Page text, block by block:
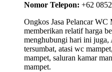
Nomor Telepon: +62
Ongkos Jasa Pelancar WC
memberikan relatif harga
menghubungi hari ini
tersumbat, atasi wc
mampet, saluran kamar
mampet.